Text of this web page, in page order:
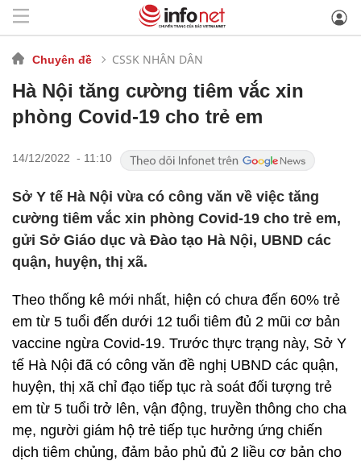
Chuyên đề CSSK NHÂN DÂN
Hà Nội tăng cường tiêm vắc xin
phòng Covid-19 cho trẻ em
14/12/2022 - 11:10
Sở Y tế Hà Nội vừa có công văn về việc tăng
cường tiêm vắc xin phòng Covid-19 cho trẻ em,
gửi Sở Giáo dục và Đào tạo Hà Nội, UBND các
quận, huyện, thị xã.
Theo thống kê mới nhất, hiện có chưa đến 60% trẻ
em từ 5 tuổi đến dưới 12 tuổi tiêm đủ 2 mũi cơ bản
vaccine ngừa Covid-19. Trước thực trạng này, Sở Y
tế Hà Nội đã có công văn đề nghị UBND các quận,
huyện, thị xã chỉ đạo tiếp tục rà soát đối tượng trẻ
em từ 5 tuổi trở lên, vận động, truyền thông cho cha
mẹ, người giám hộ trẻ tiếp tục hưởng ứng chiến
dịch tiêm chủng, đảm bảo phủ đủ 2 liều cơ bản cho